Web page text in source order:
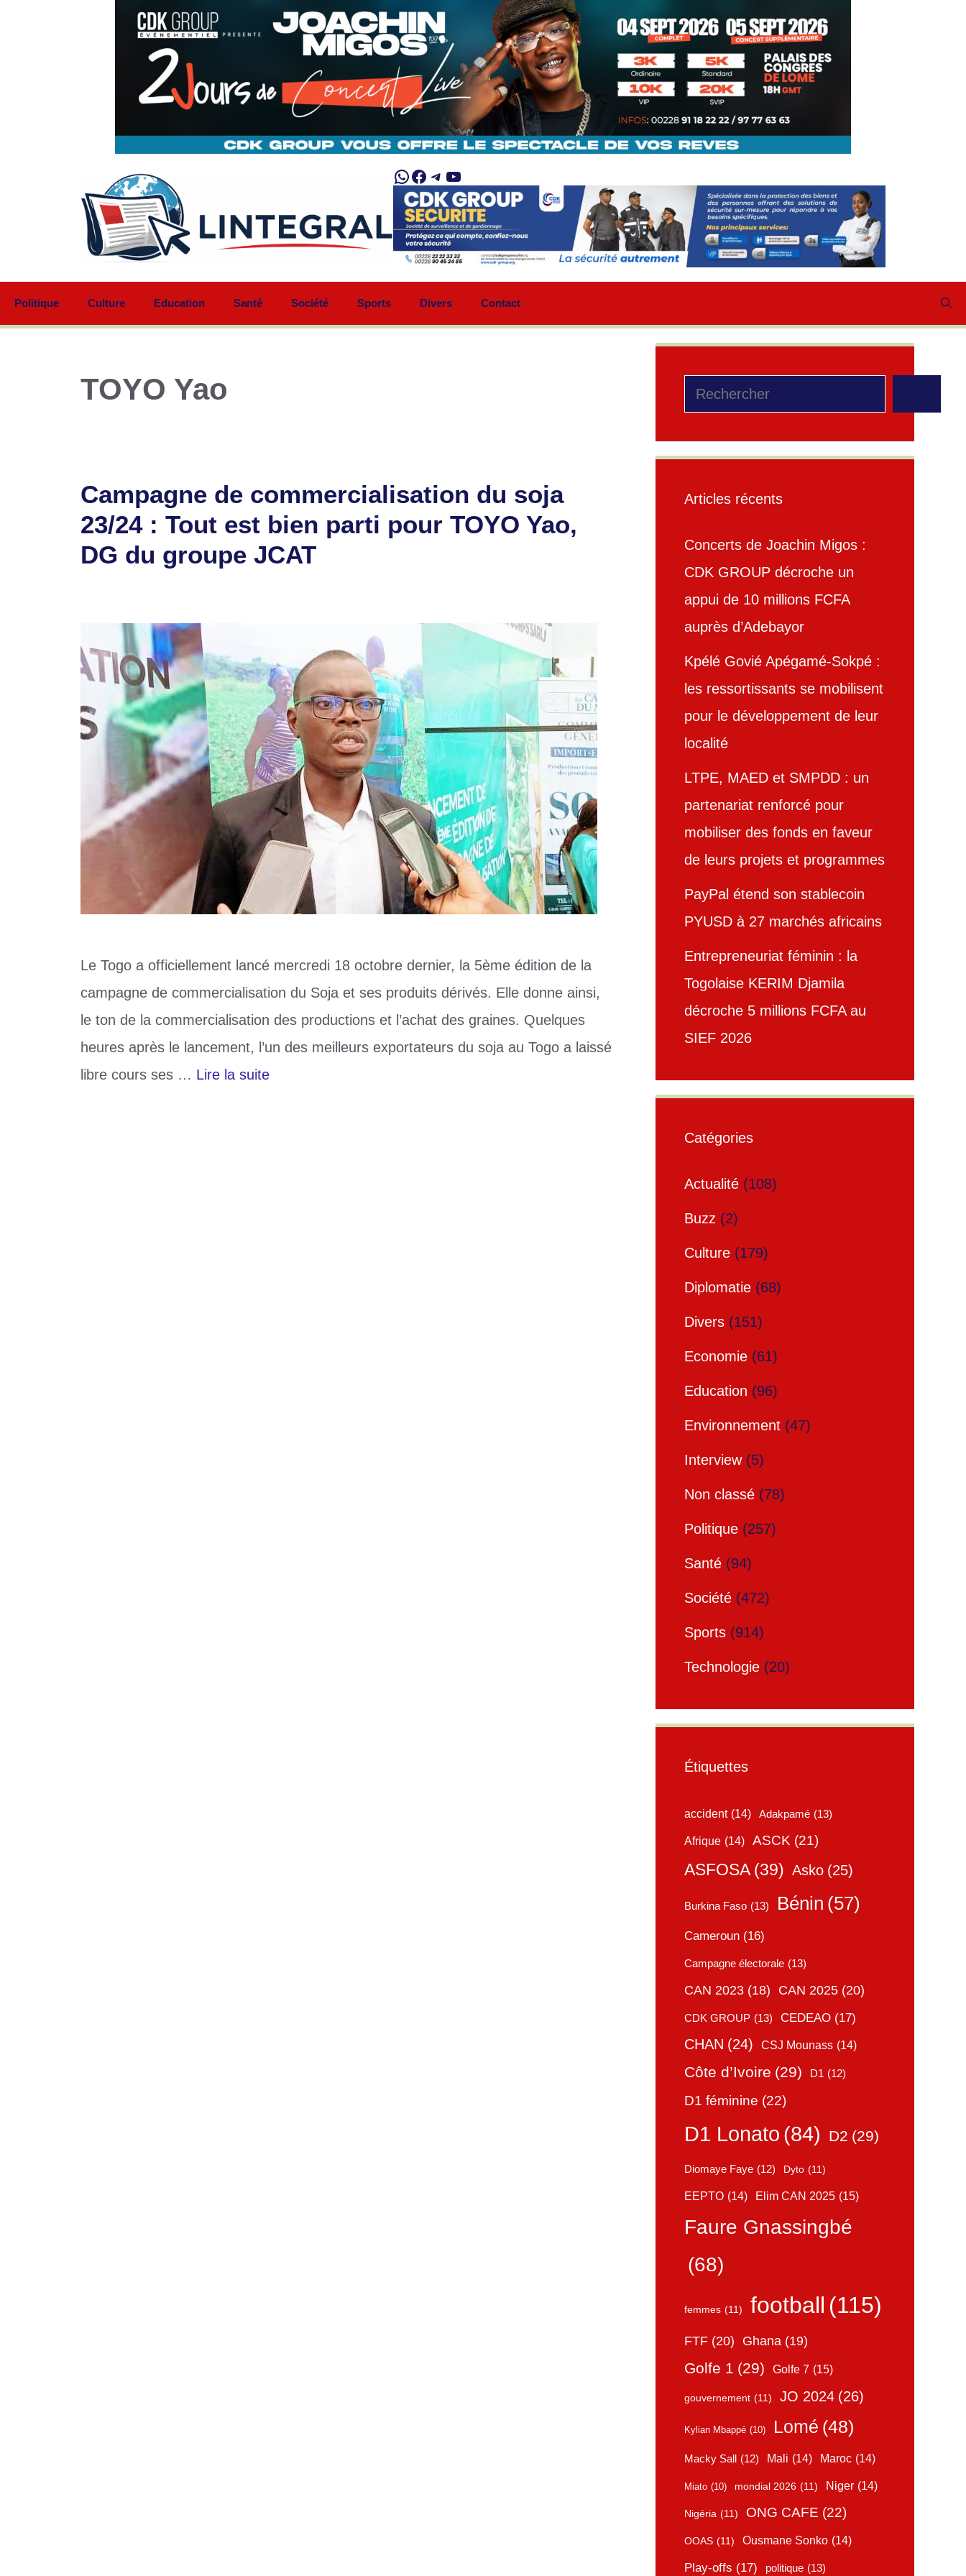
WhatsApp
Facebook
Telegram
YouTube
Politique Culture Education Santé Société Sports Divers Contact
TOYO Yao
Campagne de commercialisation du soja
23/24 : Tout est bien parti pour TOYO Yao,
DG du groupe JCAT
Le Togo a officiellement lancé mercredi 18 octobre dernier, la 5ème édition de la
campagne de commercialisation du Soja et ses produits dérivés. Elle donne ainsi,
le ton de la commercialisation des productions et l’achat des graines. Quelques
heures après le lancement, l’un des meilleurs exportateurs du soja au Togo a laissé
libre cours ses … Lire la suite
Rechercher
Articles récents
Concerts de Joachin Migos :
CDK GROUP décroche un
appui de 10 millions FCFA
auprès d’Adebayor
Kpélé Govié Apégamé-Sokpé :
les ressortissants se mobilisent
pour le développement de leur
localité
LTPE, MAED et SMPDD : un
partenariat renforcé pour
mobiliser des fonds en faveur
de leurs projets et programmes
PayPal étend son stablecoin
PYUSD à 27 marchés africains
Entrepreneuriat féminin : la
Togolaise KERIM Djamila
décroche 5 millions FCFA au
SIEF 2026
Catégories
Actualité (108)
Buzz (2)
Culture (179)
Diplomatie (68)
Divers (151)
Economie (61)
Education (96)
Environnement (47)
Interview(5)
Non classé (78)
Politique (257)
Santé (94)
Société (472)
Sports (914)
Technologie (20)
Étiquettes
accident (14) Adakpamé (13)
Afrique (14) ASCK (21)
ASFOSA (39) Asko (25)
Burkina Faso (13) Bénin (57)
Cameroun (16)
Campagne électorale (13)
CAN 2023 (18) CAN 2025 (20)
CDK GROUP (13) CEDEAO (17)
CHAN (24) CSJ Mounass (14)
Côte d’Ivoire (29) D1 (12)
D1 féminine (22)
D1 Lonato (84) D2 (29)
Diomaye Faye (12) Dyto (11)
EEPTO (14) Elim CAN 2025 (15)
Faure Gnassingbé
(68)
femmes (11) football (115)
FTF (20) Ghana (19)
Golfe 1 (29) Golfe 7 (15)
gouvernement (11) JO 2024 (26)
Kylian Mbappé (10) Lomé (48)
Macky Sall (12) Mali (14) Maroc (14)
Miato (10) mondial 2026 (11) Niger (14)
Nigéria (11) ONG CAFE (22)
OOAS (11) Ousmane Sonko (14)
Play-offs (17) politique (13)